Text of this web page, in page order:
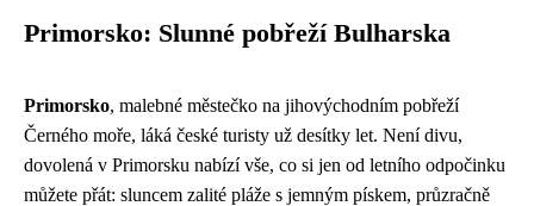
Primorsko: Slunné pobřeží Bulharska
Primorsko, malebné městečko na jihovýchodním pobřeží
Černého moře, láká české turisty už desítky let. Není divu,
dovolená v Primorsku nabízí vše, co si jen od letního odpočinku
můžete přát: sluncem zalité pláže s jemným pískem, průzračně